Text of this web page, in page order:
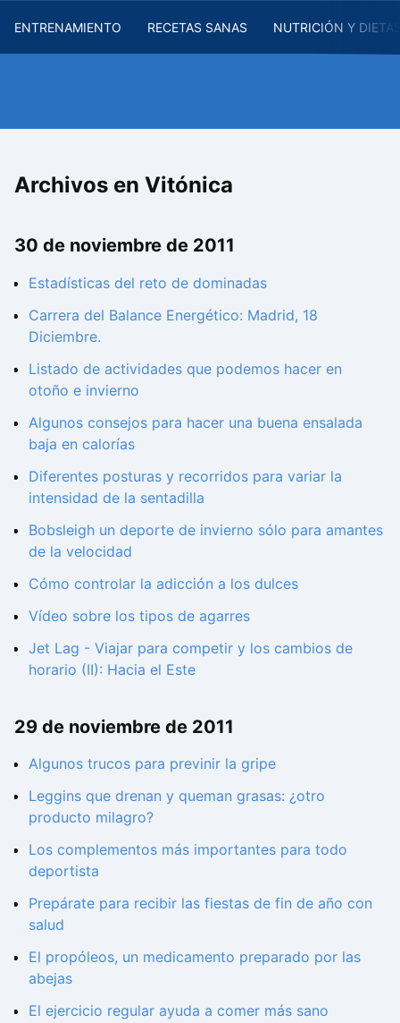
ENTRENAMIENTO RECETAS SANAS NUTRICIÓN Y
Archivos en Vitónica
30 de noviembre de 2011
Estadísticas del reto de dominadas
Carrera del Balance Energético: Madrid, 18
Diciembre.
Listado de actividades que podemos hacer en
otoño e invierno
Algunos consejos para hacer una buena ensalada
baja en calorías
Diferentes posturas y recorridos para variar la
intensidad de la sentadilla
Bobsleigh un deporte de invierno sólo para amantes
de la velocidad
Cómo controlar la adicción a los dulces
Vídeo sobre los tipos de agarres
Jet Lag - Viajar para competir y los cambios de
horario (II): Hacia el Este
29 de noviembre de 2011
Algunos trucos para previnir la gripe
Leggins que drenan y queman grasas: ¿otro
producto milagro?
Los complementos más importantes para todo
deportista
Prepárate para recibir las fiestas de fin de año con
salud
El propóleos, un medicamento preparado por las
abejas
El ejercicio regular ayuda a comer más sano